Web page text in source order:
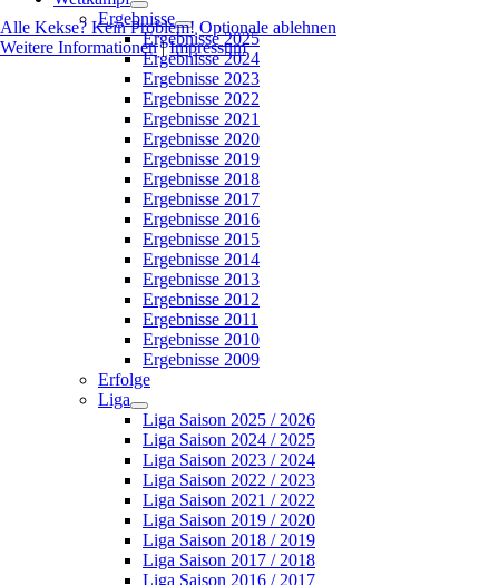
Ergebnisse
Ergebnisse 2025
Ergebnisse 2024
Ergebnisse 2023
Ergebnisse 2022
Ergebnisse 2021
Ergebnisse 2020
Ergebnisse 2019
Ergebnisse 2018
Ergebnisse 2017
Ergebnisse 2016
Ergebnisse 2015
Ergebnisse 2014
Ergebnisse 2013
Ergebnisse 2012
Ergebnisse 2011
Ergebnisse 2010
Ergebnisse 2009
Erfolge
Liga
Liga Saison 2025 / 2026
Liga Saison 2024 / 2025
Liga Saison 2023 / 2024
Liga Saison 2022 / 2023
Liga Saison 2021 / 2022
Liga Saison 2019 / 2020
Liga Saison 2018 / 2019
Liga Saison 2017 / 2018
Liga Saison 2016 / 2017
Alle Kekse? Kein Problem! Optionale ablehnen
Weitere Informationen|Impressum